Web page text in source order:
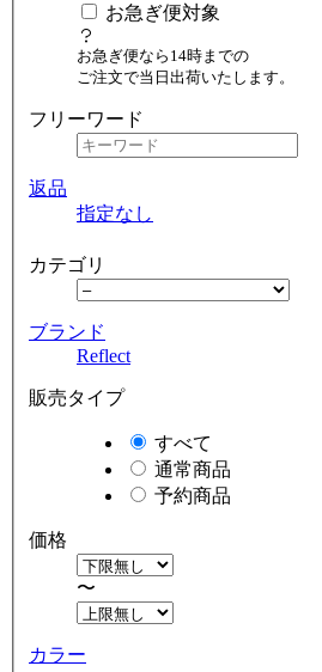
お急ぎ便対象
お急ぎ便なら14時までの
ご注文で当日出荷いたします。
フリーワード
返品
指定なし
カテゴリ
ブランド
Reflect
販売タイプ
すべて
通常商品
予約商品
価格
〜
カラー